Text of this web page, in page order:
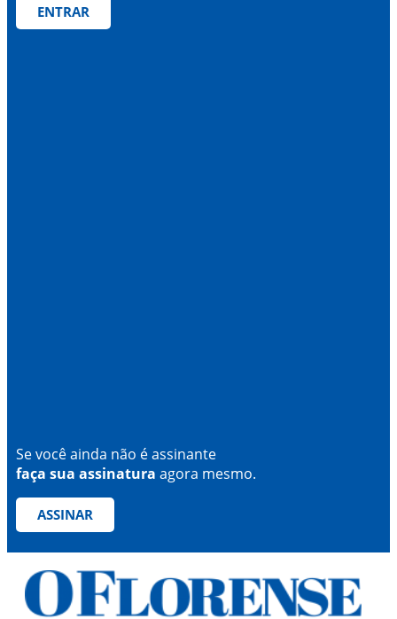
ENTRAR
Se você ainda não é assinante
faça sua assinatura agora mesmo.
ASSINAR